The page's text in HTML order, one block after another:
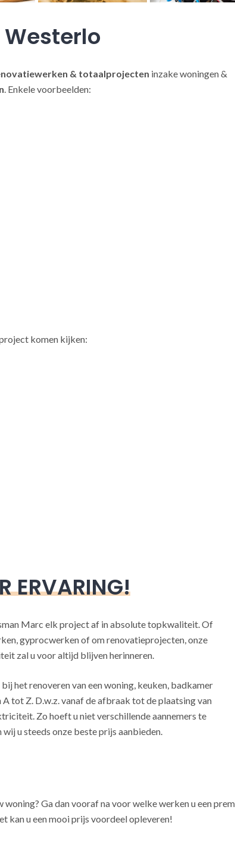
& totaalprojecten inzake woningen &
. Enkele voorbeelden:
komen kijken:
ERVARING!
Marc elk project af in absolute topkwaliteit. Of
gyprocwerken of om renovatieprojecten, onze
zal u voor altijd blijven herinneren.
het renoveren van een woning, keuken, badkamer
A tot Z. D.w.z. vanaf de afbraak tot de plaatsing van
Zo hoeft u niet verschillende aannemers te
u steeds onze beste prijs aanbieden.
woning? Ga dan vooraf na voor welke werken u een
kan u een mooi prijs voordeel opleveren!